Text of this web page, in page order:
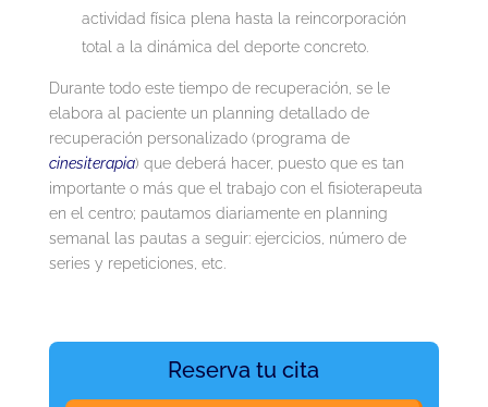
actividad física plena hasta la reincorporación
total a la dinámica del deporte concreto.
Durante todo este tiempo de recuperación, se le
elabora al paciente un planning detallado de
recuperación personalizado (programa de
cinesiterapia) que deberá hacer, puesto que es tan
importante o más que el trabajo con el fisioterapeuta
en el centro; pautamos diariamente en planning
semanal las pautas a seguir: ejercicios, número de
series y repeticiones, etc.
Reserva tu cita